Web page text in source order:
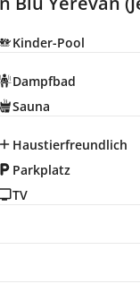
Kinder-Pool
Dampfbad
Sauna
Haustierfreundlich
Parkplatz
TV